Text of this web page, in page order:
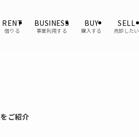
RENT
借りる
BUSINESS
事業利用する
BUY
購入する
SELL
売却したい
ご紹介